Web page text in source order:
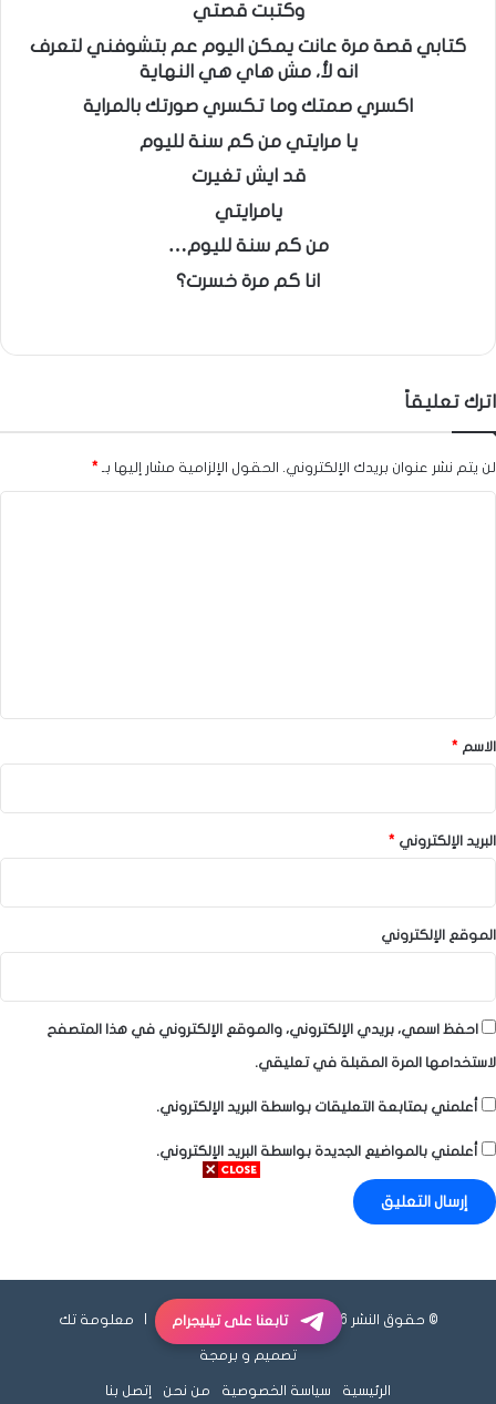
وكتبت قصتي
كتابي قصة مرة عانت يمكن اليوم عم بتشوفني لتعرف
انه لأ، مش هاي هي النهاية
اكسري صمتك وما تكسري صورتك بالمراية
يا مرايتي من كم سنة لليوم
قد ايش تغيرت
يامرايتي
من كم سنة لليوم…
انا كم مرة خسرت؟
اترك تعليقاً
لن يتم نشر عنوان بريدك الإلكتروني. الحقول الإلزامية مشار إليها بـ *
*
الاسم *
البريد الإلكتروني *
الموقع الإلكتروني
احفظ اسمي، بريدي الإلكتروني، والموقع الإلكتروني في هذا المتصفح
لاستخدامها المرة المقبلة في تعليقي.
أعلمني بمتابعة التعليقات بواسطة البريد الإلكتروني.
أعلمني بالمواضيع الجديدة بواسطة البريد الإلكتروني.
© حقوق النشر 2026، جميع الحقوق محفوظة | معلومة تك
تصميم و برمجة
الرئيسية سياسة الخصوصية من نحن إتصل بنا
تابعنا على تيليجرام